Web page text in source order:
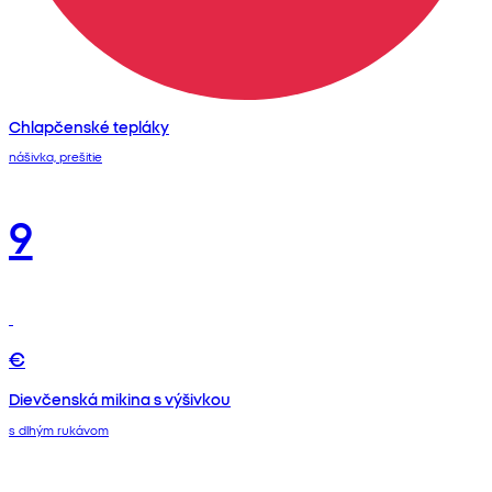
Chlapčenské tepláky
nášivka, prešitie
9
€
Dievčenská mikina s výšivkou
s dlhým rukávom